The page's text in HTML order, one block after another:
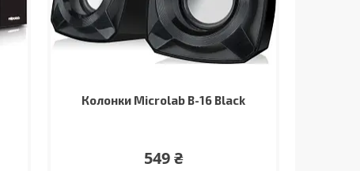
Колонки Microlab B-16 Black
549 ₴